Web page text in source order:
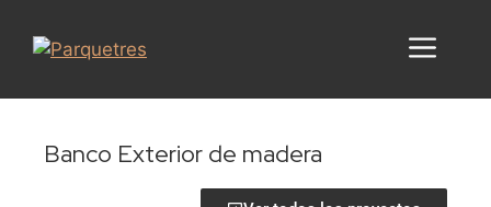
Banco Exterior de madera